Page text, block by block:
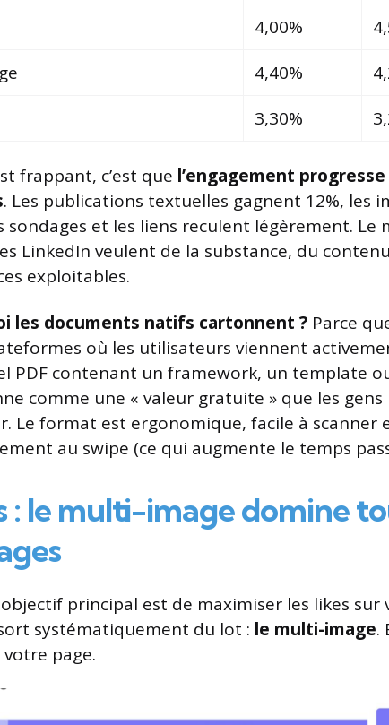
4,00%
4,40%
3,30%
frappant, c’est que l’engagement
. Les publications textuelles gagnent 12%, les
sondages et les liens reculent légèrement. Le
LinkedIn veulent de la substance, du
exploitables.
les documents natifs cartonnent ? Parce
où les utilisateurs viennent
PDF contenant un framework, un template
comme une « valeur gratuite » que les
Le format est ergonomique, facile à scanner
au swipe (ce qui augmente le temps
: le multi-image domine
principal est de maximiser les likes sur
systématiquement du lot : le multi-image.
page.